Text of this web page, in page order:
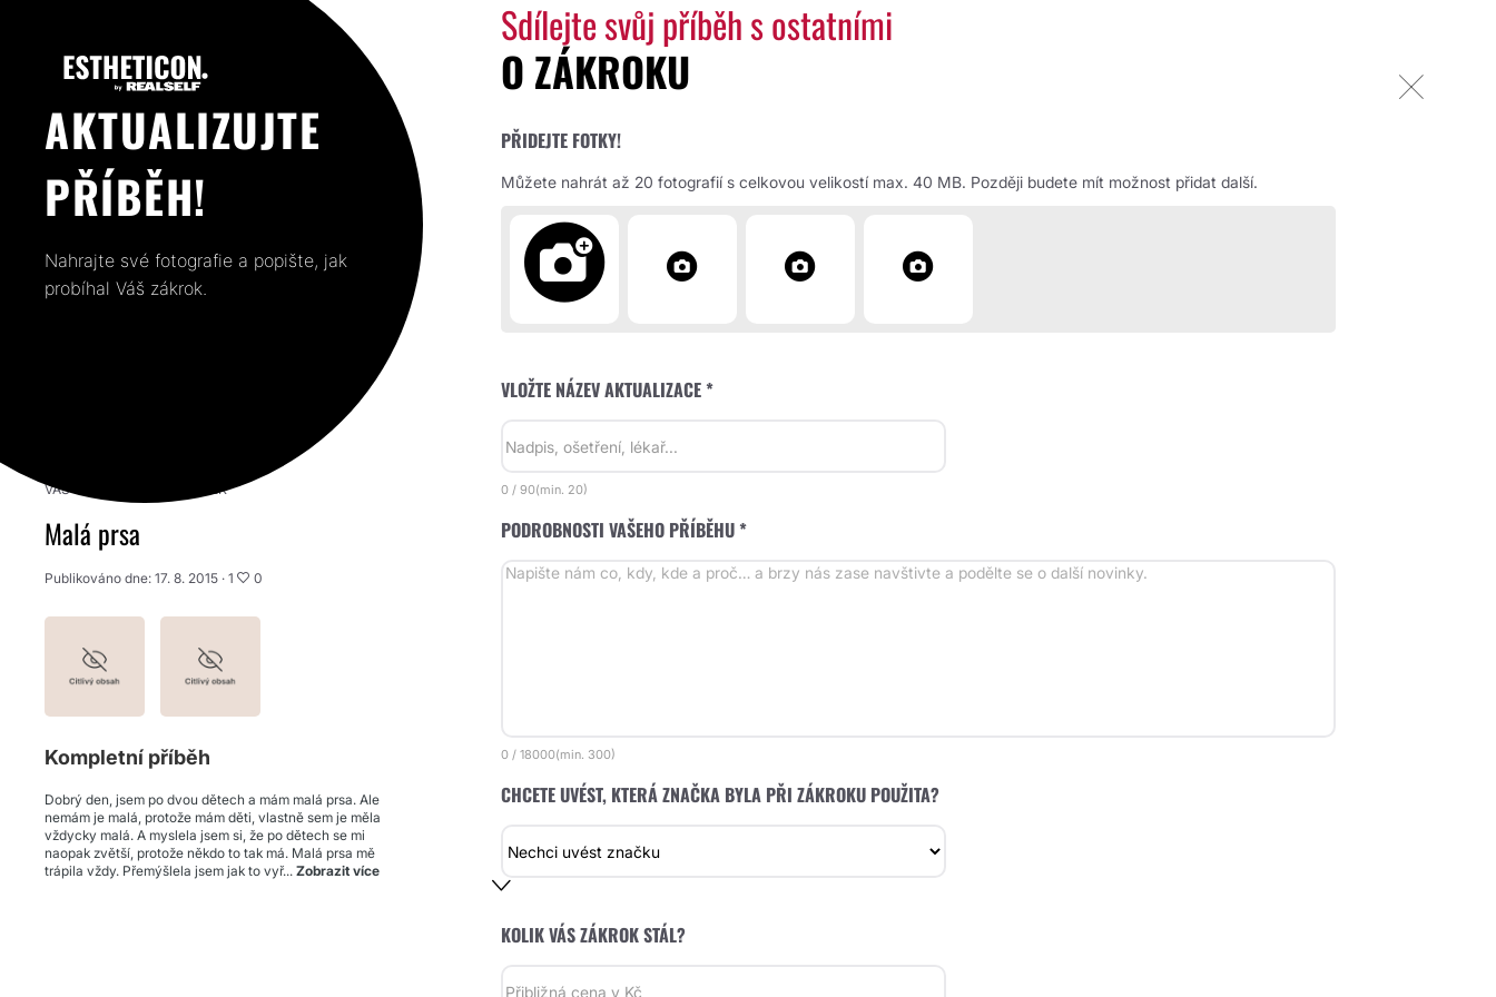
AKTUALIZUJTE
PŘÍBĚH!
Nahrajte své fotografie a popište, jak
probíhal Váš zákrok.
VÁŠ PŘEDCHOZÍ PŘÍSPĚVEK
Malá prsa
Publikováno dne: 17. 8. 2015 · 1 0
Kompletní příběh
Dobrý den, jsem po dvou dětech a mám malá prsa. Ale
nemám je malá, protože mám děti, vlastně sem je měla
vždycky malá. A myslela jsem si, že po dětech se mi
naopak zvětší, protože někdo to tak má. Malá prsa mě
trápila vždy. Přemýšlela jsem jak to vyř... Zobrazit více
Sdílejte svůj příběh s ostatními
O ZÁKROKU
PŘIDEJTE FOTKY!
Můžete nahrát až 20 fotografií s celkovou velikostí max. 40 MB. Později budete mít možnost přidat další.
VLOŽTE NÁZEV AKTUALIZACE *
0 / 90(min. 20)
PODROBNOSTI VAŠEHO PŘÍBĚHU *
0 / 18000(min. 300)
CHCETE UVÉST, KTERÁ ZNAČKA BYLA PŘI ZÁKROKU POUŽITA?
KOLIK VÁS ZÁKROK STÁL?